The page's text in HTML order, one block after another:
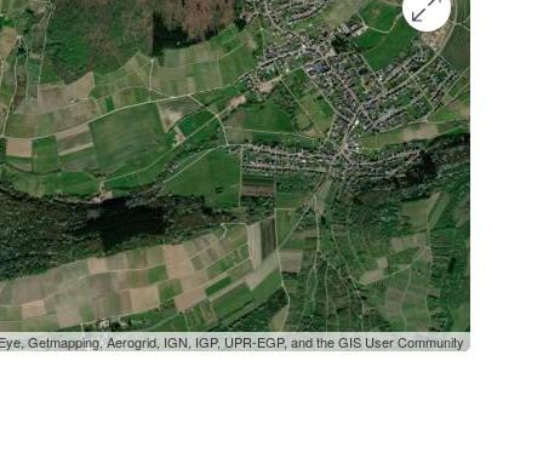
Getmapping, Aerogrid, IGN, IGP, UPR-EGP, and the GIS User Community